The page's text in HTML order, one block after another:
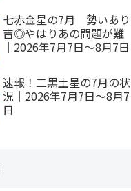
七赤金星の7月｜勢いあり
吉◎やはりあの問題が難
｜2026年7月7日～8月7日
速報！二黒土星の7月の状
況｜2026年7月7日～8月7
日